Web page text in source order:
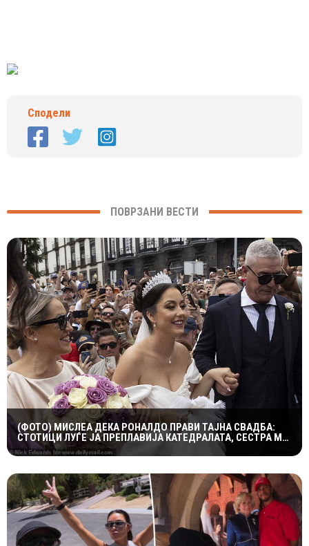
Сподели
ПОВРЗАНИ ВЕСТИ
(ФОТО) МИСЛЕА ДЕКА РОНАЛДО ПРАВИ ТАЈНА СВАДБА:
СТОТИЦИ ЛУЃЕ ЈА ПРЕПЛАВИЈА КАТЕДРАЛАТА, СЕСТРА МУ
ОСТРО РЕАГИРАШЕ